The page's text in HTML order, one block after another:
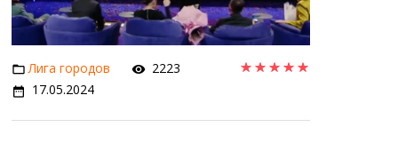
Лига городов
2223
17.05.2024